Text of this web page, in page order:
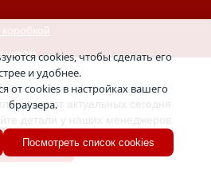
от актуальных сегодня
детали у наших менеджеров.
Хорошо
двери
двери
cookies, чтобы сделать его
и удобнее.
от cookies в настройках вашего
браузера.
Посмотреть список cookies